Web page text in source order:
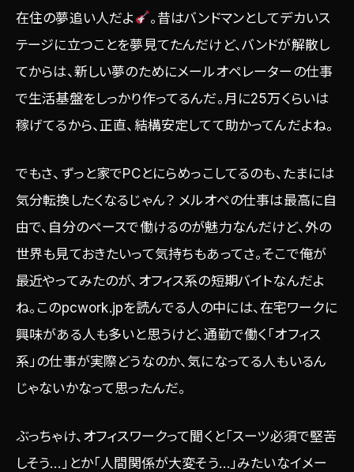
在住の夢追い人だよ
。昔はバンドマンとしてデカいス
テージに立つことを夢見てたんだけど、バンドが解散し
てからは、新しい夢のためにメールオペレーターの仕事
で生活基盤をしっかり作ってるんだ。月に25万くらいは
稼げてるから、正直、結構安定してて助かってんだよね。
でもさ、ずっと家でPCとにらめっこしてるのも、たまには
気分転換したくなるじゃん？ メルオペの仕事は最高に自
由で、自分のペースで働けるのが魅力なんだけど、外の
世界も見ておきたいって気持ちもあってさ。そこで俺が
最近やってみたのが、オフィス系の短期バイトなんだよ
ね。このpcwork.jpを読んでる人の中には、在宅ワークに
興味がある人も多いと思うけど、通勤で働く「オフィス
系」の仕事が実際どうなのか、気になってる人もいるん
じゃないかなって思ったんだ。
ぶっちゃけ、オフィスワークって聞くと「スーツ必須で堅苦
しそう…」とか「人間関係が大変そう…」みたいなイメー